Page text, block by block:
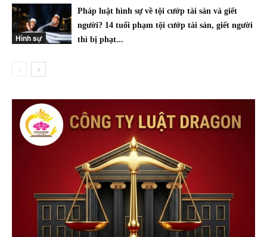
Hình sự
Pháp luật hình sự về tội cướp tài sản và giết
người? 14 tuổi phạm tội cướp tài sản, giết người
thì bị phạt...